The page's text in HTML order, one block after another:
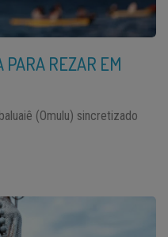
PARA REZAR EM
(Omulu) sincretizado